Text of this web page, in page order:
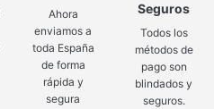
Ahora
enviamos a
toda España
de forma
rápida y
segura
Seguros
Todos los
métodos de
pago son
blindados y
seguros.